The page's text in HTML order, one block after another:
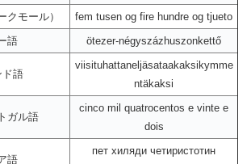
クモール）
fem tusen og fire hundre og tjueto
語
ötezer-négyszázhuszonkettő
ド語
viisituhattaneljäsataakaksikymme
ntäkaksi
ガル語
cinco mil quatrocentos e vinte e
dois
語
пет хиляди четиристотин